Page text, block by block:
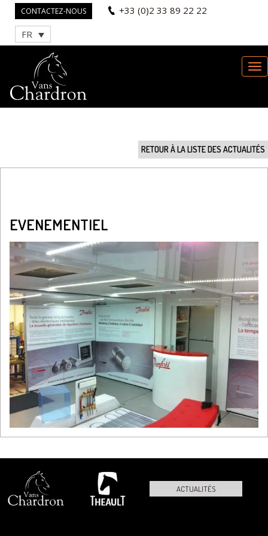
CONTACTEZ-NOUS +33 (0)2 33 89 22 22
FR
RETOUR À LA LISTE DES ACTUALITÉS
EVENEMENTIEL
ACTUALITÉS